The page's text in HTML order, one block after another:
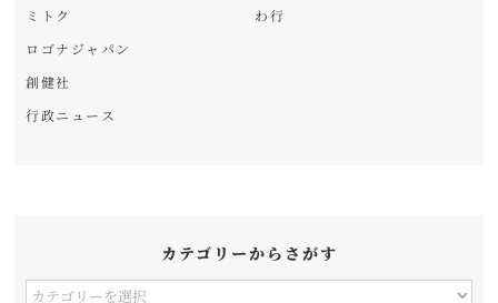
ミトク
ロゴナジャパン
創健社
行政ニュース
わ行
カテゴリーからさがす
カ